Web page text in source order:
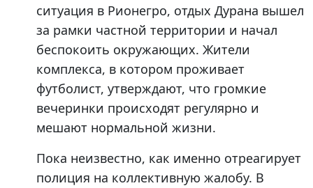
ситуация в Рионегро, отдых Дурана вышел
за рамки частной территории и начал
беспокоить окружающих. Жители
комплекса, в котором проживает
футболист, утверждают, что громкие
вечеринки происходят регулярно и
мешают нормальной жизни.
Пока неизвестно, как именно отреагирует
полиция на коллективную жалобу. В